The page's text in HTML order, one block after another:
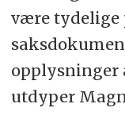
være tydelige
opplysninger
utdyper